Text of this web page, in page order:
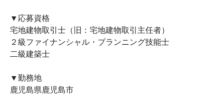
▼応募資格
宅地建物取引士（旧：宅地建物取引主任者）
２級ファイナンシャル・プランニング技能士
二級建築士
▼勤務地
鹿児島県鹿児島市